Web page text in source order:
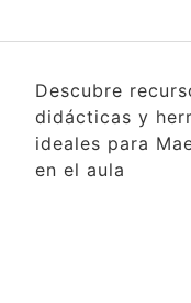
Descubre
didácticas y
ideales para
en el aula